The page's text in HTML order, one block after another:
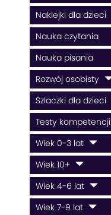
Naklejki dla dzieci
Nauka czytania
Nauka pisania
Rozwój osobisty
Szlaczki dla dzieci
Testy kompetencji
Wiek 0-3 lat
Wiek 10+
Wiek 4-6 lat
Wiek 7-9 lat